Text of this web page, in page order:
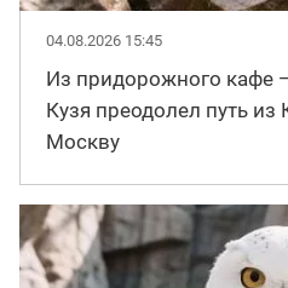
04.08.2026 15:45
Из придорожного кафе
Кузя преодолел путь из
Москву